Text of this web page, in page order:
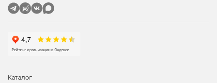
Задание и редактирование формул расчета объема и
стоимости.
Пересчет сметы и акта из справочников.
Каталог